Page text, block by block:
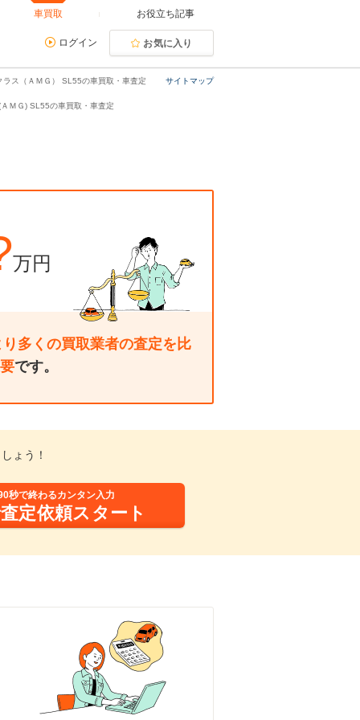
車買取 お役立ち記事
ログイン お気に入り
サイトマップ
ラス（ＡＭＧ） SL55の車買取・車査定
ＭＧ) SL55の車買取・車査定
万円
り多くの買取業者の査定を比
です。
ょう！
秒で終わるカンタン入力
定依頼スタート